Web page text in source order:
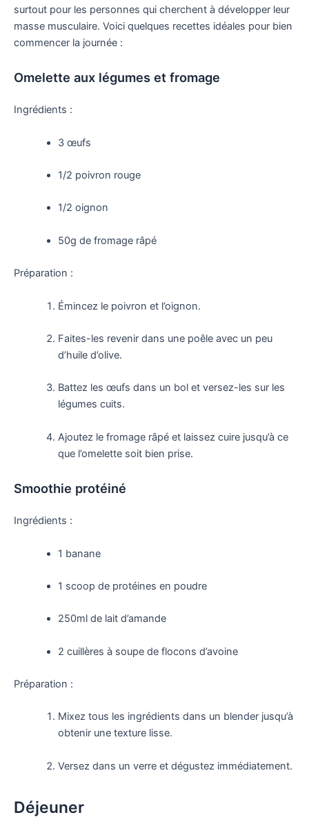
surtout pour les personnes qui cherchent à développer leur
masse musculaire. Voici quelques recettes idéales pour bien
commencer la journée :
Omelette aux légumes et fromage
Ingrédients :
3 œufs
1/2 poivron rouge
1/2 oignon
50g de fromage râpé
Préparation :
Émincez le poivron et l’oignon.
Faites-les revenir dans une poêle avec un peu
d’huile d’olive.
Battez les œufs dans un bol et versez-les sur les
légumes cuits.
Ajoutez le fromage râpé et laissez cuire jusqu’à ce
que l’omelette soit bien prise.
Smoothie protéiné
Ingrédients :
1 banane
1 scoop de protéines en poudre
250ml de lait d’amande
2 cuillères à soupe de flocons d’avoine
Préparation :
Mixez tous les ingrédients dans un blender jusqu’à
obtenir une texture lisse.
Versez dans un verre et dégustez immédiatement.
Déjeuner